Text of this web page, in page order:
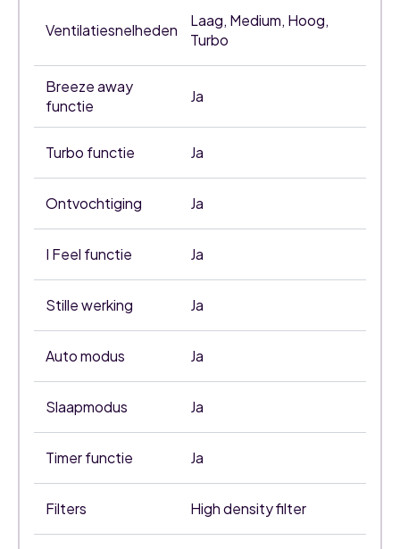
Ventilatiesnelheden
Laag, Medium, Hoog,
Turbo
Breeze away
functie
Ja
Turbo functie Ja
Ontvochtiging Ja
I Feel functie Ja
Stille werking Ja
Auto modus Ja
Slaapmodus Ja
Timer functie Ja
Filters High density filter